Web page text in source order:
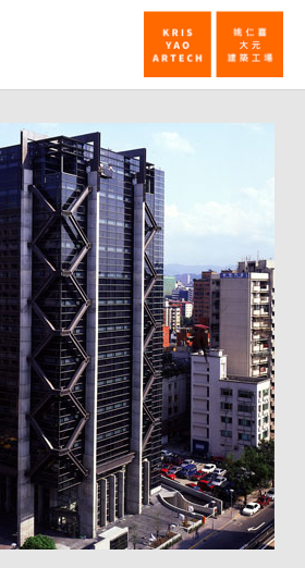
简
单
哲
学
的
解
读
/
建
筑
师
杂
志
_
消